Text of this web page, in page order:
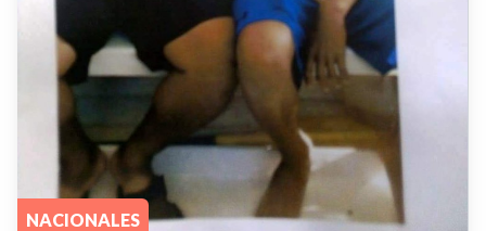
NACIONALES